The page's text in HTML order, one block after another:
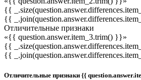
{{
{{
Отличительные признаки
«{{ question.answer.item_3.trim() }}»
{{
{{
Отличительные признаки {{